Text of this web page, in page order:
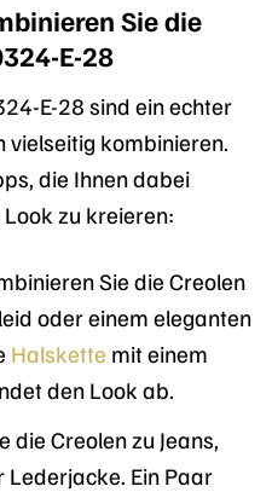
Sie die
E-28
E-28 sind ein echter
vielseitig kombinieren.
die Ihnen dabei
zu kreieren:
Sie die Creolen
oder einem eleganten
Halskette mit einem
den Look ab.
die Creolen zu Jeans,
Lederjacke. Ein Paar